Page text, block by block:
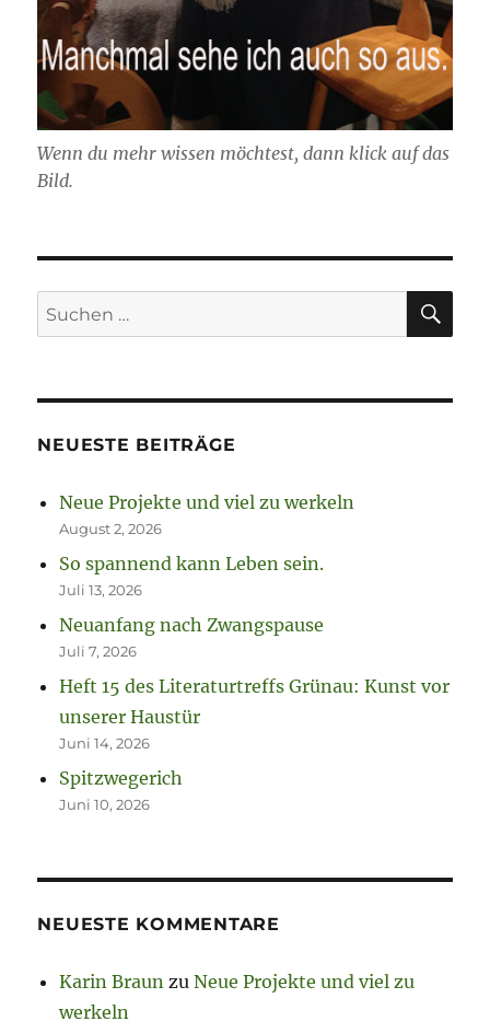
Wenn du mehr wissen möchtest, dann klick auf das
Bild.
Suchen
nach:
NEUESTE BEITRÄGE
Neue Projekte und viel zu werkeln
August 2, 2026
So spannend kann Leben sein.
Juli 13, 2026
Neuanfang nach Zwangspause
Juli 7, 2026
Heft 15 des Literaturtreffs Grünau: Kunst vor
unserer Haustür
Juni 14, 2026
Spitzwegerich
Juni 10, 2026
NEUESTE KOMMENTARE
Karin Braun zuNeue Projekte und viel zu
werkeln